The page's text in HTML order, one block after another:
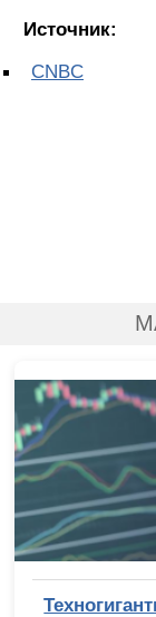
Источник:
CNBC